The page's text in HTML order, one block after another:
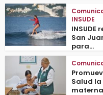
INSUDE
INSUDE
San
para...
Salud
materna